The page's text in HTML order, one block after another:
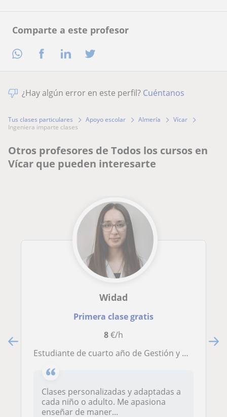
Comparte a este profesor
¿Hay algún error en este perfil? Cuéntanos
Tus clases particulares Apoyo escolar Almería
Vícar
ingeniera imparte clases
Otros profesores de Todos los cursos en
Vícar que pueden interesarte
Widad
Primera clase gratis
8€/h
Estudiante de cuarto año de Gestión y Administración Pública, titulada en un bachillerato de ciencias de la Salud y con un Formación profesión de grado superior de Salud Ambiental que ofrece apoyo a niños y adultos en materias generales en la zona de El
Clases personalizadas y adaptadas a
cada niño o adulto. Me apasiona
enseñar de maner...